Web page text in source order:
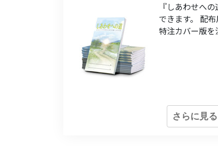
『しあわせへ
できます。 配
特注カバー版を
さらに見る